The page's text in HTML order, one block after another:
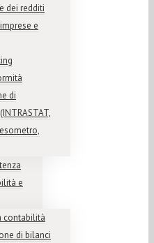
dei redditi
e
di
e
contabilità
di bilanci